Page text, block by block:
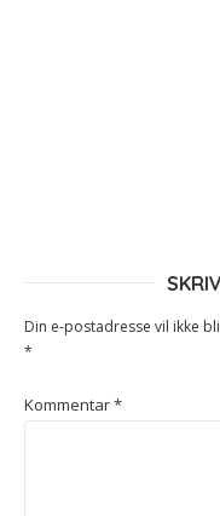
Din e-postadresse vil ikke
*
Kommentar*